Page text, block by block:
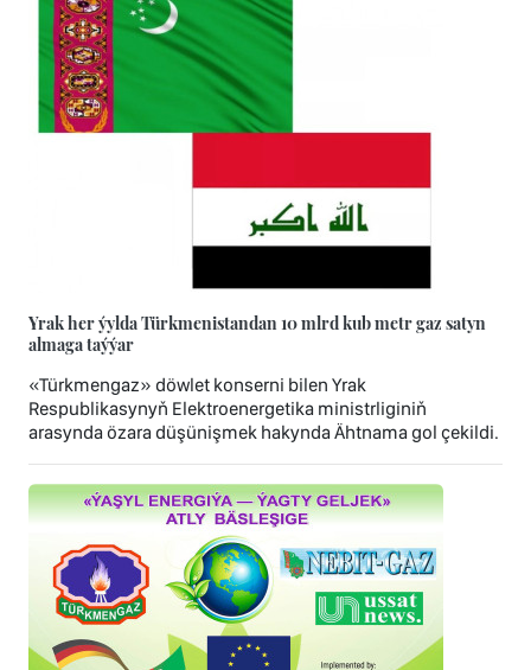
Yrak her ýylda Türkmenistandan 10 mlrd kub metr gaz satyn
almaga taýýar
«Türkmengaz» döwlet konserni bilen Yrak
Respublikasynyň Elektroenergetika ministrliginiň
arasynda özara düşünişmek hakynda Ähtnama gol çekildi.